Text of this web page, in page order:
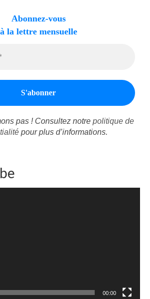
Abonnez-vous
à la lettre mensuelle
pas ! Consultez notre politique de
pour plus d’informations.
00:00